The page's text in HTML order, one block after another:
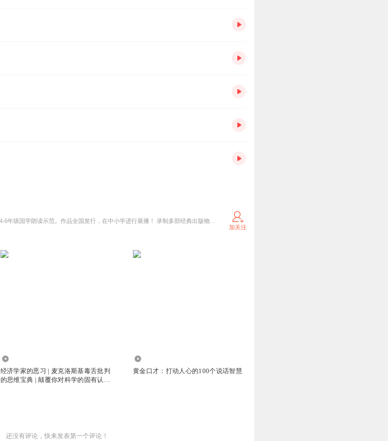
2024年，新华文轩出版社教材中，负责4-6年级国学朗读示范。作品全国发行，在中小学进行展播！ 录制多部经典出版物，包含财经、历史、小说、地方志、个人成长等多种题材。
加关注
经济学家的恶习 | 麦克洛斯基毒舌批判
的思维宝典 | 颠覆你对科学的固有认知 |
黄金口才：打动人心的100个说话智慧
还没有评论，快来发表第一个评论！